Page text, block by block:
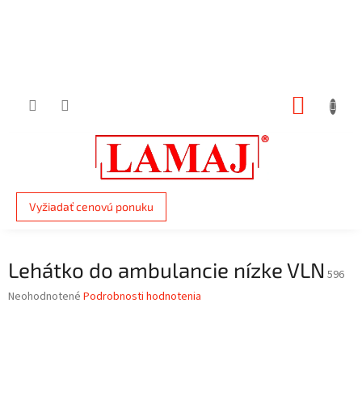
Vyžiadať cenovú ponuku
Lehátko do ambulancie nízke VLN 596
Priemerné
Neohodnotené Podrobnosti hodnotenia